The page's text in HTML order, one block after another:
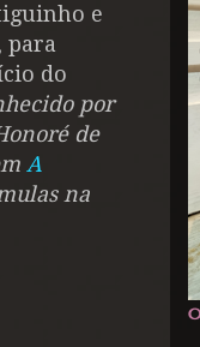
e
para
do
por
de
A
na